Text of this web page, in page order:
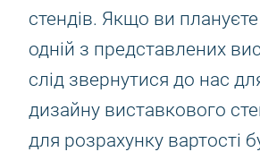
стендів. Якщо ви
одній з представлених
слід звернутися до нас
дизайну виставкового
для розрахунку вартості